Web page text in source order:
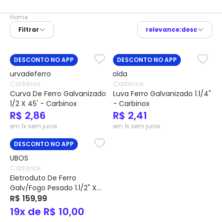
Home
Filtrar
relevance:desc
DESCONTO NO APP
Carbinox
Curva De Ferro Galvanizado
1/2 X 45' - Carbinox
R$ 2,86
em 1x sem juros
DESCONTO NO APP
Carbinox
Luva Ferro Galvanizado 1.1/4"
- Carbinox
R$ 2,41
em 1x sem juros
DESCONTO NO APP
Carbinox
Eletroduto De Ferro
Galv/Fogo Pesado 1.1/2" X
3mts 2,25mm Bsp Nbr 5624
C/Luva - Carbinox
R$ 159,99
19x de R$ 10,00